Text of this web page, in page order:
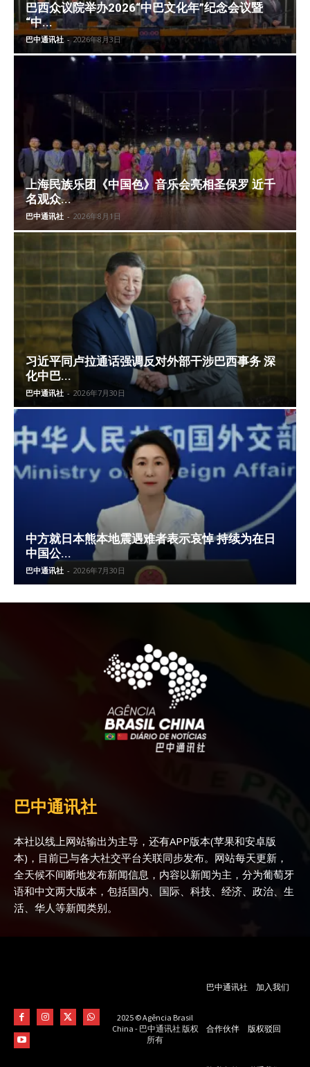
巴西众议院举办2026“中巴文化年”纪念会议暨
“中...
巴中通讯社 - 2026年8月3日
上海民族乐团《中国色》音乐会亮相圣保罗 近千
名观众...
巴中通讯社 - 2026年8月1日
习近平同卢拉通话强调反对外部干涉巴西事务 深
化中巴...
巴中通讯社 - 2026年7月30日
中方就日本熊本地震遇难者表示哀悼 持续为在日
中国公...
巴中通讯社 - 2026年7月30日
巴中通讯社
本社以线上网站输出为主导，还有APP版本(苹果和安卓版
本)，目前已与各大社交平台关联同步发布。网站每天更新，
全天候不间断地发布新闻信息，内容以新闻为主，分为葡萄牙
语和中文两大版本，包括国内、国际、科技、经济、政治、生
活、华人等新闻类别。
2025 © Agência Brasil
China - 巴中通讯社 版权
所有
巴中通讯社 加入我们
合作伙伴 版权驳回